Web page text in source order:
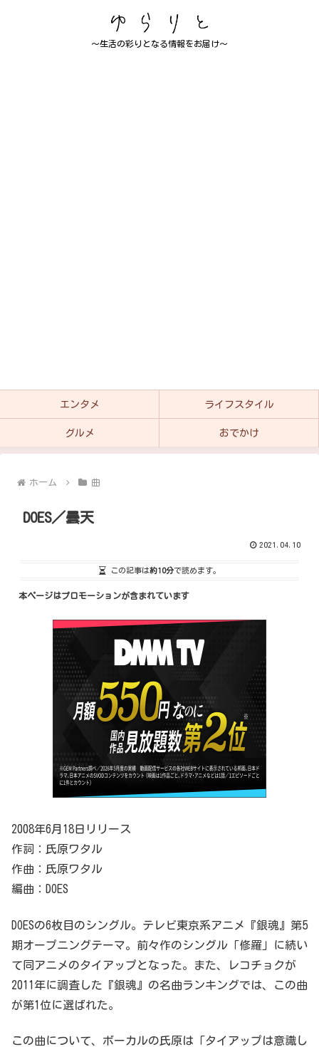
～生活の彩りとなる情報をお届け～
エンタメ ライフスタイル
グルメ おでかけ
ホーム 曲
DOES／曇天
2021.04.10
この記事は約10分で読めます。
本ページはプロモーションが含まれています
2008年6月18日リリース
作詞：氏原ワタル
作曲：氏原ワタル
編曲：DOES
DOESの6枚目のシングル。テレビ東京系アニメ『銀魂』第5
期オープニングテーマ。前々作のシングル「修羅」に続い
て同アニメのタイアップとなった。また、レコチョクが
2011年に調査した『銀魂』の名曲ランキングでは、この曲
が第1位に選ばれた。
この曲について、ボーカルの氏原は「タイアップは意識し